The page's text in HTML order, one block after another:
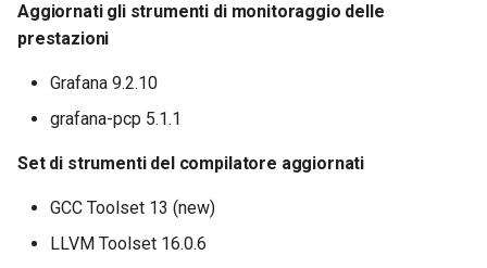
Aggiornati gli strumenti di monitoraggio delle
prestazioni
Grafana 9.2.10
grafana-pcp 5.1.1
Set di strumenti del compilatore aggiornati
GCC Toolset 13 (new)
LLVM Toolset 16.0.6